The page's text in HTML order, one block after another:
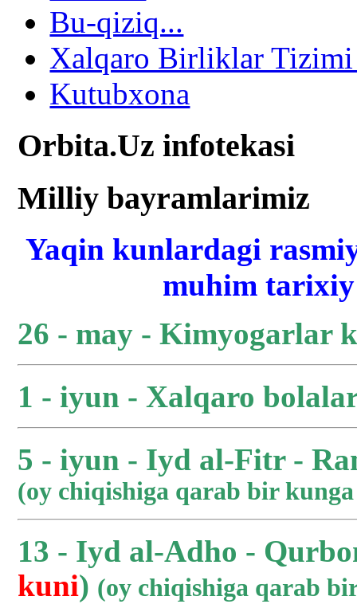
Bu-qiziq...
Xalqaro Birliklar
Kutubxona
Orbita.Uz infotekasi
Milliy bayramlarimiz
Yaqin kunlardagi
muhim
26 - may - Kimyogarlar
1 - iyun - Xalqaro
5 - iyun - Iyd al-Fitr -
(oy chiqishiga qarab bir
13 - Iyd al-Adho -
kuni) (oy chiqishiga qarab